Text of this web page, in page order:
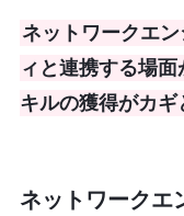
ネットワークエ
ィと連携する場
キルの獲得がカギ
ネットワークエ